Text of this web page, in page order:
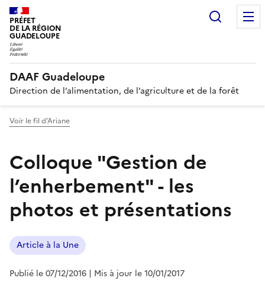
PRÉFET
DE LA RÉGION
GUADELOUPE
DAAF Guadeloupe
Direction de l’alimentation, de l’agriculture et de la forêt
Voir le fil d'Ariane
Colloque "Gestion de
l’enherbement" - les
photos et présentations
Article à la Une
Publié le 07/12/2016 | Mis à jour le 10/01/2017